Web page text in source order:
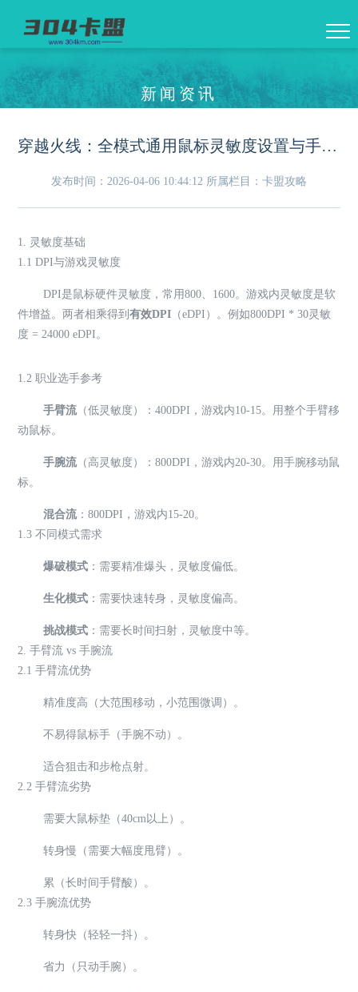
新闻资讯
穿越火线：全模式通用鼠标灵敏度设置与手臂流手腕流选择
发布时间：2026-04-06 10:44:12 所属栏目：卡盟攻略
1. 灵敏度基础
1.1 DPI与游戏灵敏度
DPI是鼠标硬件灵敏度，常用800、1600。游戏内灵敏度是软
件增益。两者相乘得到有效DPI （eDPI）。例如800DPI * 30灵敏
度 = 24000 eDPI。
1.2 职业选手参考
手臂流（低灵敏度）：400DPI，游戏内10-15。用整个手臂移
动鼠标。
手腕流（高灵敏度）：800DPI，游戏内20-30。用手腕移动鼠
标。
混合流：800DPI，游戏内15-20。
1.3 不同模式需求
爆破模式 ：需要精准爆头，灵敏度偏低。
生化模式 ：需要快速转身，灵敏度偏高。
挑战模式 ：需要长时间扫射，灵敏度中等。
2. 手臂流 vs 手腕流
2.1 手臂流优势
精准度高（大范围移动，小范围微调）。
不易得鼠标手（手腕不动）。
适合狙击和步枪点射。
2.2 手臂流劣势
需要大鼠标垫（40cm以上）。
转身慢（需要大幅度甩臂）。
累（长时间手臂酸）。
2.3 手腕流优势
转身快（轻轻一抖）。
省力（只动手腕）。